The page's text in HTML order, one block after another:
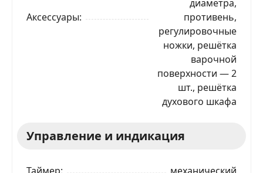
Аксессуары
диаметра,
противень,
регулировочные
ножки, решётка
варочной
поверхности — 2
шт., решётка
духового шкафа
Управление и индикация